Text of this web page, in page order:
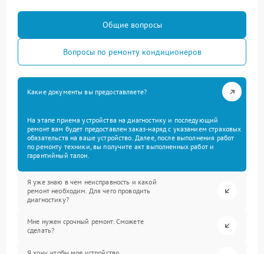
Общие вопросы
Вопросы по ремонту кондиционеров
Какие документы вы предоставляете?
На этапе приема устройства на диагностику и последующий
ремонт вам будет предоставлен заказ-наряд с указанием страховых
обязательств на ваше устройство. Далее, после выполнения работ
по ремонту техники, вы получите акт выполненных работ и
гарантийный талон.
Я уже знаю в чем неисправность и какой
ремонт необходим. Для чего проводить
диагностику?
Мне нужен срочный ремонт. Сможете
сделать?
Я хочу, чтобы мое устройство